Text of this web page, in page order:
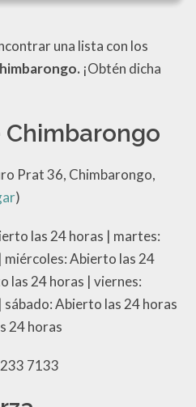
una lista con los
¡Obtén dicha
Prat 36, Chimbarongo,
)
las 24 horas | martes:
Abierto las 24
las 24 horas | viernes:
Abierto las 24 horas
24 horas
7133